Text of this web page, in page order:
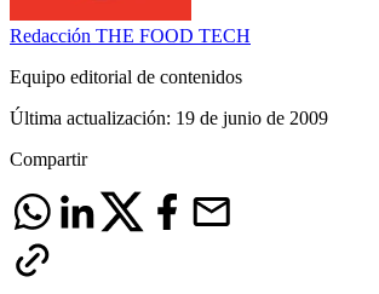
Redacción THE FOOD TECH
Equipo editorial de contenidos
Última actualización: 19 de junio de 2009
Compartir